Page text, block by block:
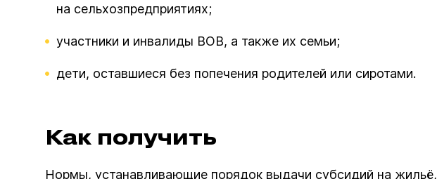
на сельхозпредприятиях;
участники и инвалиды ВОВ, а также их семьи;
дети, оставшиеся без попечения родителей или сиротами.
Как получить
Нормы, устанавливающие порядок выдачи субсидий на жильё,